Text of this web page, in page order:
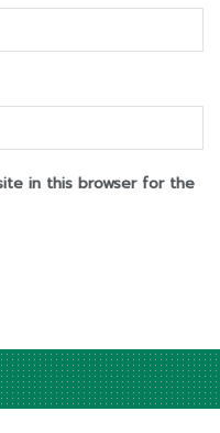
in this browser for the